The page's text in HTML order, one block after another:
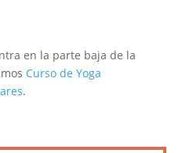
en la parte baja de la
Curso de Yoga
.